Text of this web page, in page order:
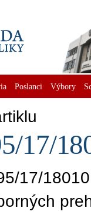
Poslanci Výbory
17/
17/18010